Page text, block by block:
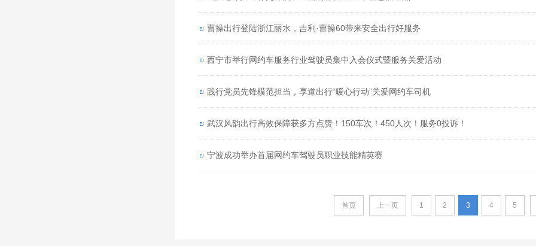
曹操出行登陆浙江丽水，吉利·曹操60带来安全出行好服务
西宁市举行网约车服务行业驾驶员集中入会仪式暨服务关爱活动
践行党员先锋模范担当，享道出行“暖心行动”关爱网约车司机
武汉风韵出行高效保障获多方点赞！150车次！450人次！服务0投诉！
宁波成功举办首届网约车驾驶员职业技能精英赛
首页 上一页 1 2 3 4 5